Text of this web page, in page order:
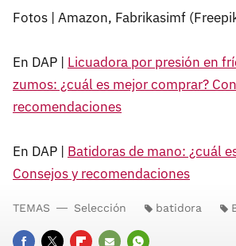
Fotos | Amazon, Fabrikasimf
En DAP | Licuadora por presión en
zumos: ¿cuál es mejor comprar?
recomendaciones
En DAP | Batidoras de mano: ¿cuál
Consejos y recomendaciones
TEMAS Selección batidora